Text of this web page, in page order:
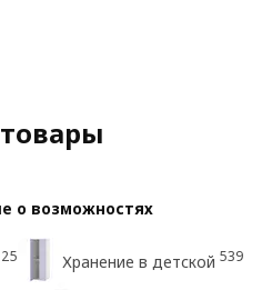
о возможностях
25 Хранение в детской 539